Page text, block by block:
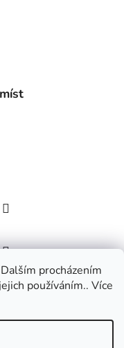
procházením
používáním.. Více